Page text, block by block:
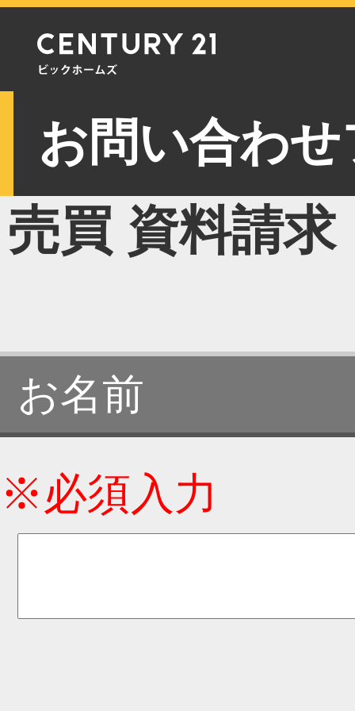
お問い合わ
売買 資料請求
お名前
※必須入力